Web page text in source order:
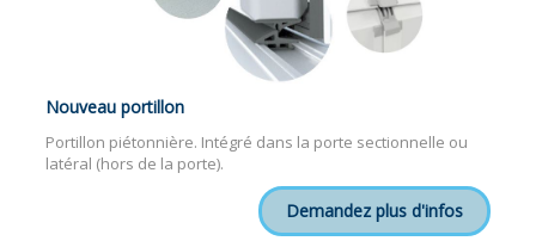
Nouveau portillon
Portillon piétonnière. Intégré dans la porte sectionnelle ou
latéral (hors de la porte).
Demandez plus d'infos